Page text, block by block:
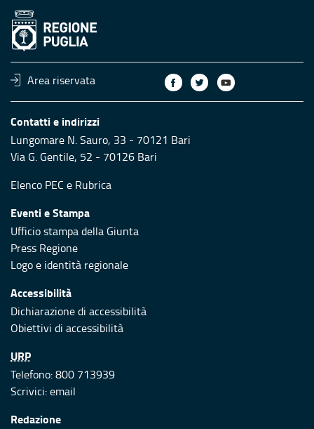
Area riservata
Contatti e indirizzi
Lungomare N. Sauro, 33 - 70121 Bari
Via G. Gentile, 52 - 70126 Bari
Elenco PEC e Rubrica
Eventi e Stampa
Ufficio stampa della Giunta
Press Regione
Logo e identità regionale
Accessibilità
Dichiarazione di accessibilità
Obiettivi di accessibilità
URP
Telefono: 800 713939
Scrivici:email
Redazione